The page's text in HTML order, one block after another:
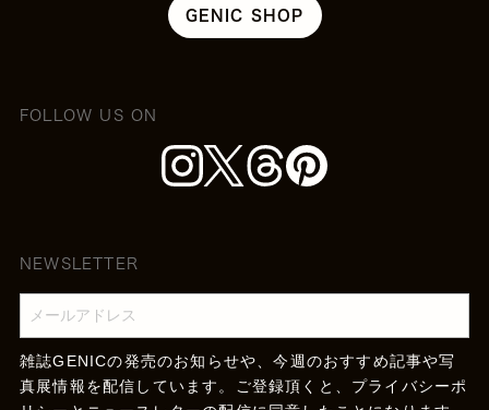
GENIC SHOP
FOLLOW US ON
NEWSLETTER
雑誌GENICの発売のお知らせや、今週のおすすめ記事や写
真展情報を配信しています。ご登録頂くと、 プライバシーポ